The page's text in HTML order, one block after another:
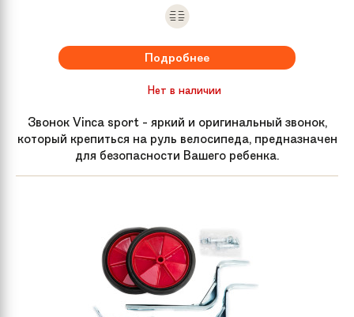
Подробнее
Нет в наличии
Звонок Vinca sport - яркий и оригинальный звонок,
который крепиться на руль велосипеда, предназначен
для безопасности Вашего ребенка.